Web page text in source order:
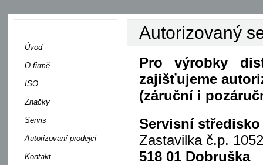
Úvod
O firmě
ISO
Značky
Servis
Autorizovaní prodejci
Kontakt
Autorizovaný
Pro výrobky
zajišťujeme
(záruční i
Servisní středisko
Zastavilka č.p. 1052
518 01 Dobruška